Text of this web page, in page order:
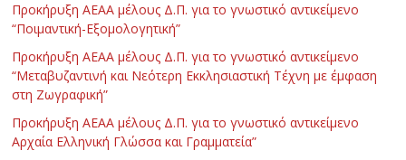
Προκήρυξη ΑΕΑΑ μέλους Δ.Π. για το γνωστικό αντικείμενο
“Ποιμαντική-Εξομολογητική”
Προκήρυξη ΑΕΑΑ μέλους Δ.Π. για το γνωστικό αντικείμενο
“Μεταβυζαντινή και Νεότερη Εκκλησιαστική Τέχνη με έμφαση
στη Ζωγραφική”
Προκήρυξη ΑΕΑΑ μέλους Δ.Π. για το γνωστικό αντικείμενο
Αρχαία Ελληνική Γλώσσα και Γραμματεία”